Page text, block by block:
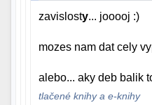
zavislosty... jooooj :)
mozes nam dat cely
alebo... aky deb balik
tlačené knihy a e-knihy